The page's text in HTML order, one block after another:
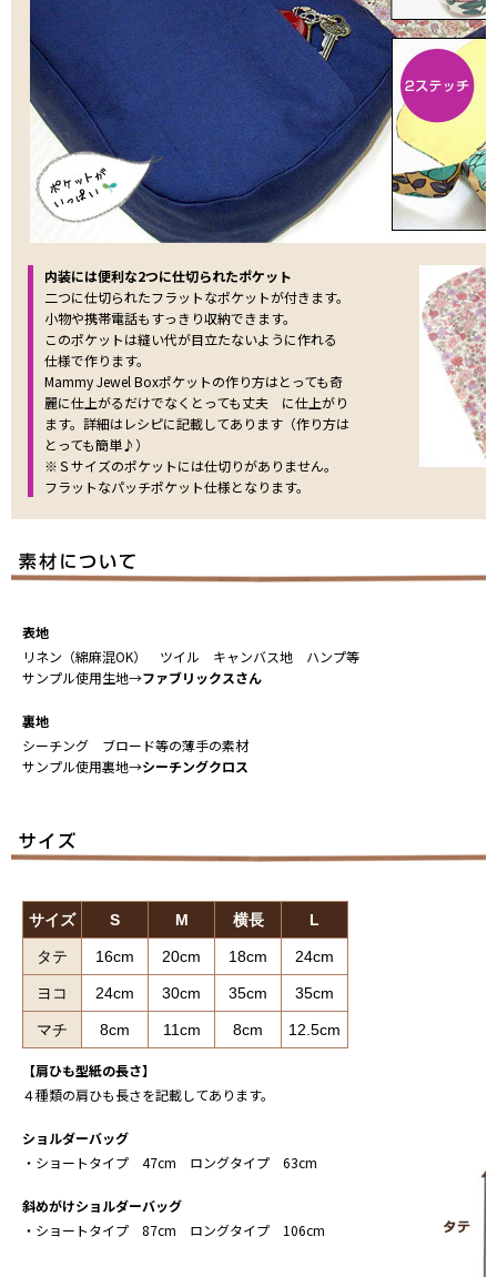
内装には便利な2つに仕切られたポケット
二つに仕切られたフラットなポケットが付きます。
小物や携帯電話もすっきり収納できます。
このポケットは縫い代が目立たないように作れる
仕様で作ります。
Mammy Jewel Boxポケットの作り方はとっても奇
麗に仕上がるだけでなくとっても丈夫 に仕上がり
ます。詳細はレシピに記載してあります（作り方は
とっても簡単♪）
※Ｓサイズのポケットには仕切りがありません。
フラットなパッチポケット仕様となります。
表地
リネン（綿麻混OK） ツイル キャンバス地 ハンプ等
サンプル使用生地→ファブリックスさん
裏地
シーチング ブロード等の薄手の素材
サンプル使用裏地→シーチングクロス
サイズ S M 横長 L
タテ 16cm 20cm 18cm 24cm
ヨコ 24cm 30cm 35cm 35cm
マチ 8cm 11cm 8cm 12.5cm
【肩ひも型紙の長さ】
４種類の肩ひも長さを記載してあります。
ショルダーバッグ
・ショートタイプ 47cm ロングタイプ 63cm
斜めがけショルダーバッグ
・ショートタイプ 87cm ロングタイプ 106cm